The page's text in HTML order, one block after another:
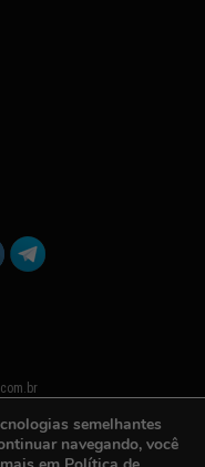
semelhantes
navegando, você